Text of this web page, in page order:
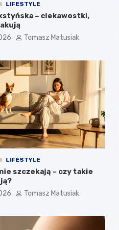
LIFESTYLE
– ciekawostki,
Tomasz Matusiak
LIFESTYLE
szczekają – czy takie
Tomasz Matusiak